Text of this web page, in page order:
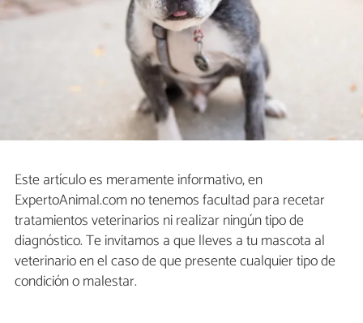
Este artículo es meramente informativo, en
ExpertoAnimal.com no tenemos facultad para recetar
tratamientos veterinarios ni realizar ningún tipo de
diagnóstico. Te invitamos a que lleves a tu mascota al
veterinario en el caso de que presente cualquier tipo de
condición o malestar.